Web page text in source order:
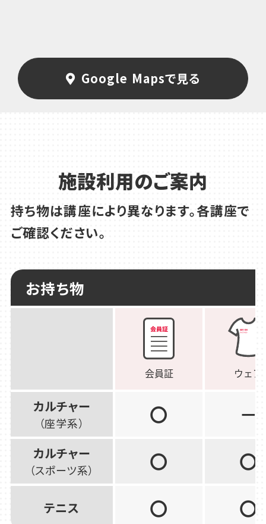
Google Mapsで見る
施設利用のご案内
持ち物は講座により異なります。各講座で
ご確認ください。
お持ち物
カルチャー
（座学系） 〇 －
カルチャー
（スポーツ系） 〇 〇
テニス 〇 〇